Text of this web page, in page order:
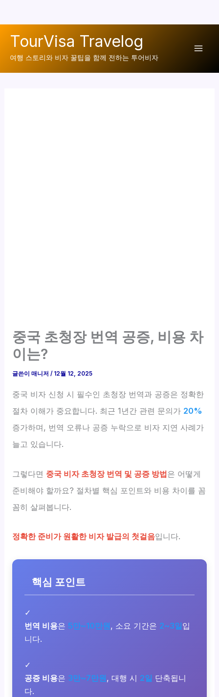
TourVisa Travelog
여행 스토리와 비자 꿀팁을 함께 전하는 투어비자
중국 초청장 번역 공증, 비용 차
이는?
글쓴이매니저/ 12월 12, 2025
중국 비자 신청 시 필수인 초청장 번역과 공증은 정확한
절차 이해가 중요합니다. 최근 1년간 관련 문의가 20%
증가하며, 번역 오류나 공증 누락으로 비자 지연 사례가
늘고 있습니다.
그렇다면 중국 비자 초청장 번역 및 공증 방법은 어떻게
준비해야 할까요? 절차별 핵심 포인트와 비용 차이를 꼼
꼼히 살펴봅니다.
정확한 준비가 원활한 비자 발급의 첫걸음입니다.
핵심 포인트
✓
번역 비용은5만~10만원, 소요 기간은 2~3일입
니다.
✓
공증 비용은 3만~7만원, 대행 시 2일 단축됩니
다.